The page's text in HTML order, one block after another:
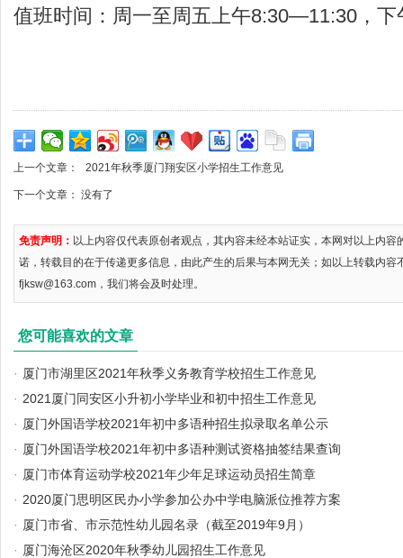
值班时间：周一至周五上午8:30—11:30，
上一个文章： 2021年秋季厦门翔安区小学招生工作意见
下一个文章： 没有了
免责声明： 以上内容仅代表原创者观点，其内容未经本站证实，本网对以上内
诺，转载目的在于传递更多信息，由此产生的后果与本网无关；如以上转载内容
fjksw@163.com，我们将会及时处理。
您可能喜欢的文章
· 厦门市湖里区2021年秋季义务教育学校招生工作意见
· 2021厦门同安区小升初小学毕业和初中招生工作意见
· 厦门外国语学校2021年初中多语种招生拟录取名单公示
· 厦门外国语学校2021年初中多语种测试资格抽签结果查询
· 厦门市体育运动学校2021年少年足球运动员招生简章
· 2020厦门思明区民办小学参加公办中学电脑派位推荐方案
· 厦门市省、市示范性幼儿园名录（截至2019年9月）
· 厦门海沧区2020年秋季幼儿园招生工作意见